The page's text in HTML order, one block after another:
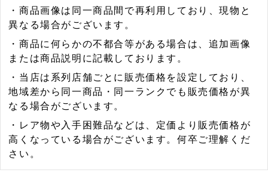
・商品画像は同一商品間で再利用しており、現物と
異なる場合がございます。
・商品に何らかの不都合等がある場合は、追加画像
または商品説明に記載しております。
・当店は系列店舗ごとに販売価格を設定しており、
地域差から同一商品・同一ランクでも販売価格が異
なる場合がございます。
・レア物や入手困難品などは、定価より販売価格が
高くなっている場合がございます。何卒ご理解くだ
さい。